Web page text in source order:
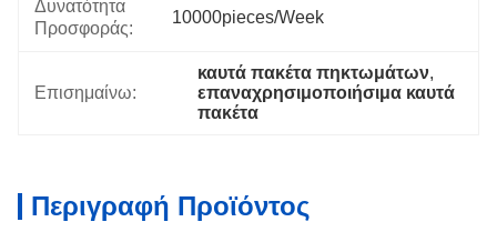
Δυνατότητα
Προσφοράς:
10000pieces/week
Επισημαίνω:
καυτά πακέτα πηκτωμάτων,
επαναχρησιμοποιήσιμα καυτά
πακέτα
Περιγραφή Προϊόντος